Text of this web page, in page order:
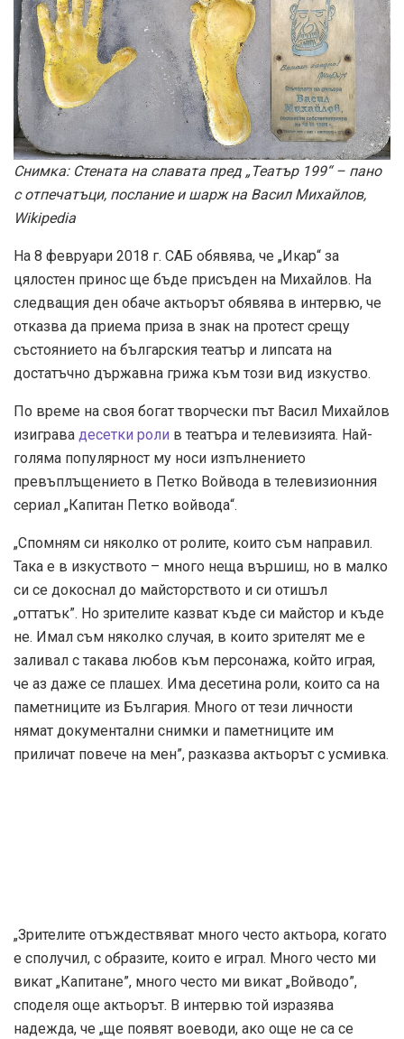
Снимка: Стената на славата пред „Театър 199“ – пано
с отпечатъци, послание и шарж на Васил Михайлов,
Wikipedia
На 8 февруари 2018 г. САБ обявява, че „Икар“ за
цялостен принос ще бъде присъден на Михайлов. На
следващия ден обаче актьорът обявява в интервю, че
отказва да приема приза в знак на протест срещу
състоянието на българския театър и липсата на
достатъчно държавна грижа към този вид изкуство.
По време на своя богат творчески път Васил Михайлов
изиграва десетки роли в театъра и телевизията. Най-
голяма популярност му носи изпълнението
превъплъщението в Петко Войвода в телевизионния
сериал „Капитан Петко войвода“.
„Спомням си няколко от ролите, които съм направил.
Така е в изкуството – много неща вършиш, но в малко
си се докоснал до майсторството и си отишъл
„оттатък”. Но зрителите казват къде си майстор и къде
не. Имал съм няколко случая, в които зрителят ме е
заливал с такава любов към персонажа, който играя,
че аз даже се плашех. Има десетина роли, които са на
паметниците из България. Много от тези личности
нямат документални снимки и паметниците им
приличат повече на мен”, разказва актьорът с усмивка.
„Зрителите отъждествяват много често актьора, когато
е сполучил, с образите, които е играл. Много често ми
викат „Капитане”, много често ми викат „Войводо”,
споделя още актьорът. В интервю той изразява
надежда, че „ще появят воеводи, ако още не са се